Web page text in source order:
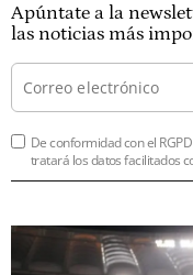
Apúntate a la
las noticias más
De conformidad con el
tratará los datos facilitados